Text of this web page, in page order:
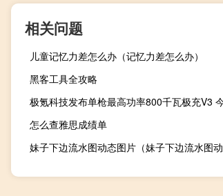
相关问题
儿童记忆力差怎么办（记忆力差怎么办）
黑客工具全攻略
极氪科技发布单枪最高功率800千瓦极充V3
怎么查雅思成绩单
妹子下边流水图动态图片（妹子下边流水图动